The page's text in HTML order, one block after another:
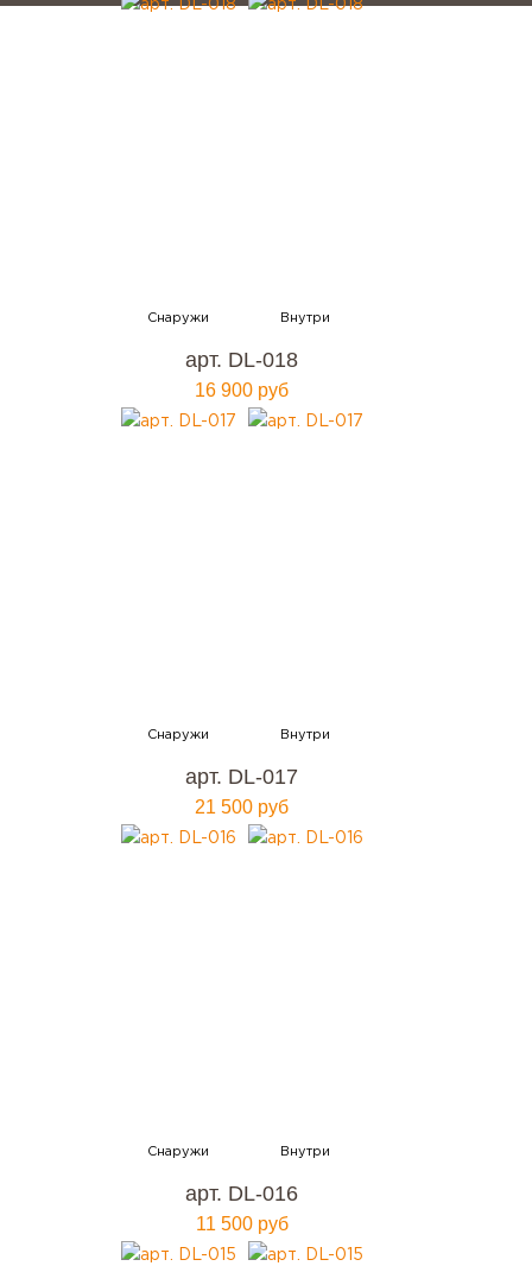
арт. DL-018
16 900 руб
арт. DL-017
21 500 руб
арт. DL-016
11 500 руб